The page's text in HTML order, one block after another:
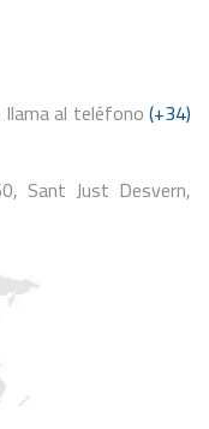
llama al teléfono(+34)
Sant Just Desvern,